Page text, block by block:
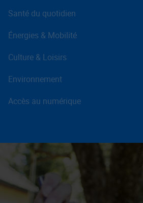
Santé du quotidien
Énergies & Mobilité
Culture & Loisirs
Environnement
Accès au numérique